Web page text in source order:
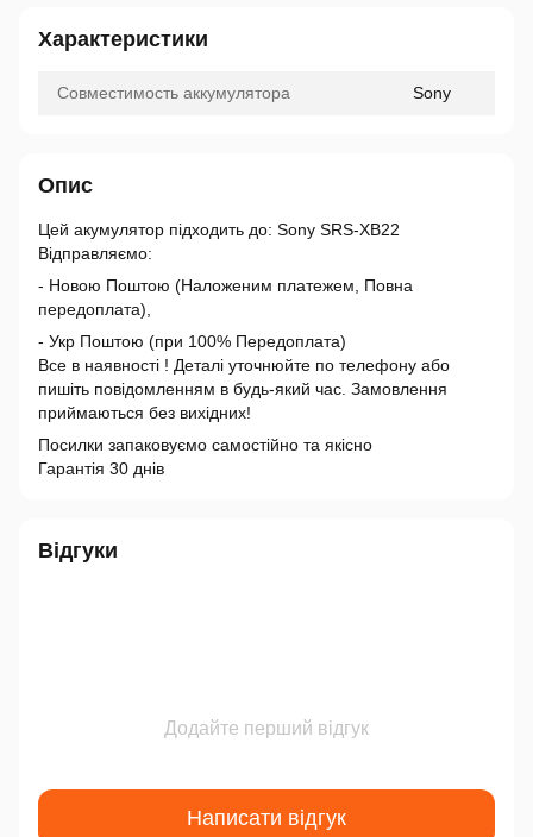
Характеристики
Совместимость аккумулятора Sony
Опис
Цей акумулятор підходить до: Sony SRS-XB22
Відправляємо:
- Новою Поштою (Наложеним платежем, Повна
передоплата),
- Укр Поштою (при 100% Передоплата)
Все в наявності ! Деталі уточнюйте по телефону або
пишіть повідомленням в будь-який час. Замовлення
приймаються без вихідних!
Посилки запаковуємо самостійно та якісно
Гарантія 30 днів
Відгуки
Додайте перший відгук
Написати відгук